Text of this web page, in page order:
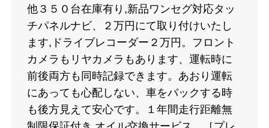
他３５０台在庫有り,新品ワンセグ対応タッ
チパネルナビ、２万円にて取り付けいたし
ます,ドライブレコーダー２万円。フロント
カメラもリヤカメラもあります、運転時に
前後両方も同時記録できます。あおり運転
にあっても心配しない、車をバックする時
も後方見えて安心です。１年間走行距離無